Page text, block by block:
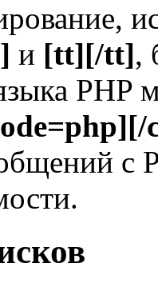
и [tt][/tt],
PHP
с